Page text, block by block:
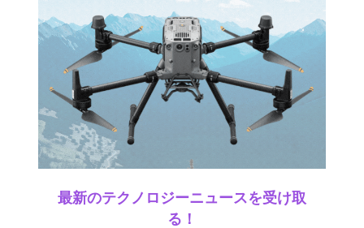
最新のテクノロジーニュースを受け取
る！